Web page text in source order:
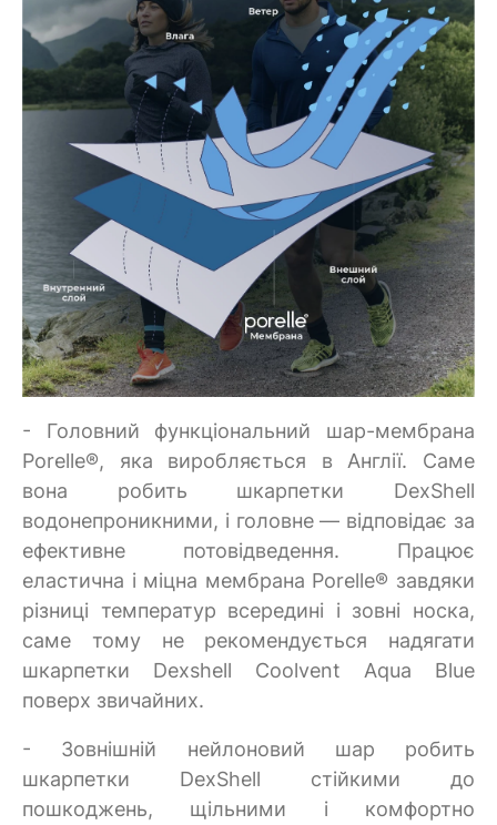
- Головний функціональний шар-мембрана
Porelle®, яка виробляється в Англії. Саме
вона робить шкарпетки DexShell
водонепроникними, і головне — відповідає за
ефективне потовідведення. Працює
еластична і міцна мембрана Porelle® завдяки
різниці температур всередині і зовні носка,
саме тому не рекомендується надягати
шкарпетки Dexshell Coolvent Aqua Blue
поверх звичайних.
- Зовнішній нейлоновий шар робить
шкарпетки DexShell стійкими до
пошкоджень, щільними і комфортно